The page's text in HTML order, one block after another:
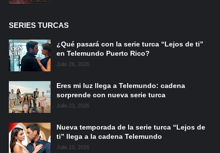
SERIES TURCAS
¿Qué pasará con la serie turca “Lejos de ti”
en Telemundo Puerto Rico?
Julio 26, 2026
Eres mi luz llega a Telemundo: cadena
sorprende con nueva serie turca
Julio 23, 2026
Nueva temporada de la serie turca “Lejos de
ti” llega a la cadena Telemundo
Julio 10, 2026